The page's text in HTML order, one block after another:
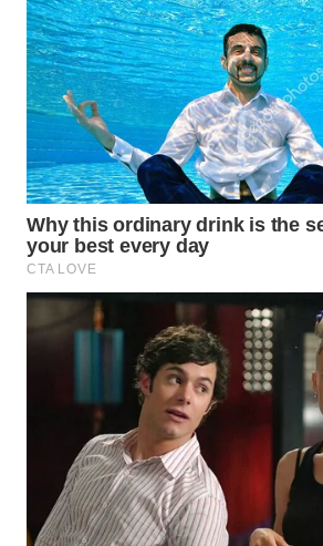
Wahana
Media
Group
WAHANA
NEWS
WAHANA
TANI
WAHANA
ADVOKAT
INFRASTRUKTUR
WAHANA
KONSUMEN